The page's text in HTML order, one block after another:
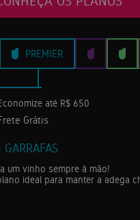
PREMIER
até R$ 650
Grátis
GARRAFAS
um vinho sempre à mão!
ideal para manter a adega